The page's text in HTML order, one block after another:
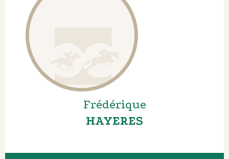
Frédérique
HAYERES